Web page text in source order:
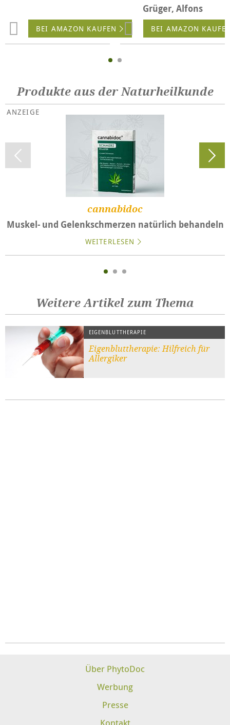
BEI AMAZON KAUFEN
Grüger, Alfons
BEI AMAZON
Produkte aus der Naturheilkunde
cannabidoc
Muskel- und Gelenkschmerzen natürlich behandeln
WEITERLESEN
Weitere Artikel zum Thema
EIGENBLUTTHERAPIE
Eigenbluttherapie: Hilfreich für
Allergiker
Über PhytoDoc
Werbung
Presse